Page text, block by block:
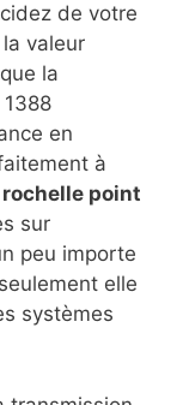
de votre
valeur
la
en
à
point
sur
peu importe
elle
systèmes